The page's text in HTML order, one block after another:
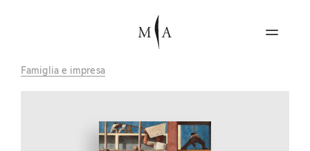
Famiglia e impresa